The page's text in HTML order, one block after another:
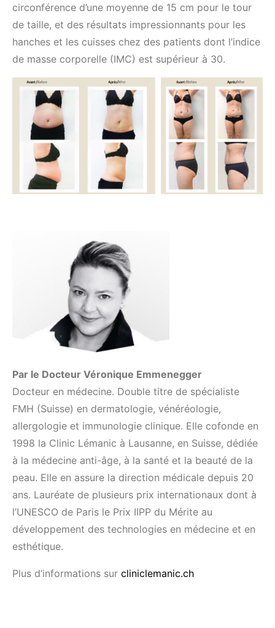
circonférence d’une moyenne de 15 cm pour le tour
de taille, et des résultats impressionnants pour les
hanches et les cuisses chez des patients dont l’indice
de masse corporelle (IMC) est supérieur à 30.
Par le Docteur Véronique Emmenegger
Docteur en médecine. Double titre de spécialiste
FMH (Suisse) en dermatologie, vénéréologie,
allergologie et immunologie clinique. Elle cofonde en
1998 la Clinic Lémanic à Lausanne, en Suisse, dédiée
à la médecine anti-âge, à la santé et la beauté de la
peau. Elle en assure la direction médicale depuis 20
ans. Lauréate de plusieurs prix internationaux dont à
l’UNESCO de Paris le Prix IIPP du Mérite au
développement des technologies en médecine et en
esthétique.
Plus d’informations sur cliniclemanic.ch